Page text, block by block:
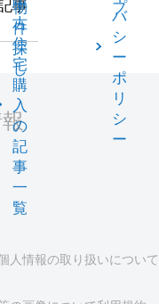
物
件
探
し
事
古
住
宅
購
入
の
記
事
一
覧
プ
バ
シ
ー
ポ
リ
シ
ー
人情報の取り扱いについて